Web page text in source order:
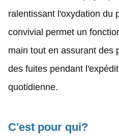
ralentissant l'oxydation du
convivial permet un
main tout en assurant des
des fuites pendant
quotidienne.
C'est pour qui?